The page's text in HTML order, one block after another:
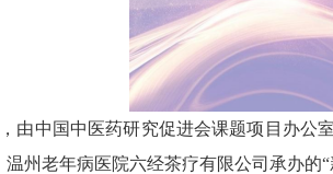
，由中国中医药研究促进会课题项目办
州老年病医院六经茶疗有限公司承办的